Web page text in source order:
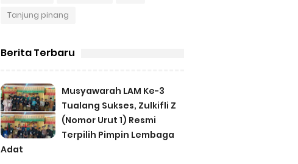
Tanjung pinang
Berita Terbaru
Musyawarah LAM Ke-3
Tualang Sukses, Zulkifli Z
(Nomor Urut 1) Resmi
Terpilih Pimpin Lembaga
Adat